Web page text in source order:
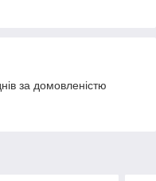
за домовленістю